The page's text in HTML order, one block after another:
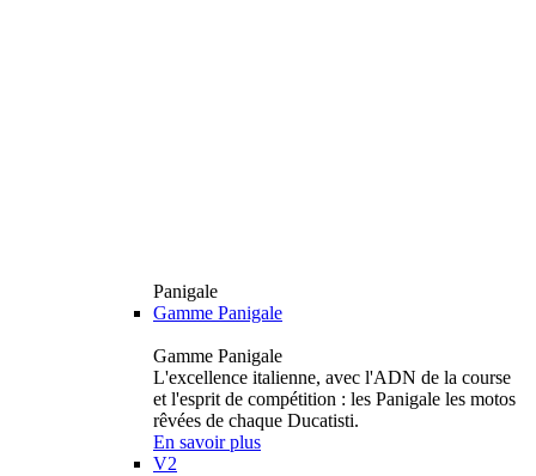
Panigale
Gamme Panigale
Gamme Panigale
L'excellence italienne, avec l'ADN de la course
et l'esprit de compétition : les Panigale les motos
rêvées de chaque Ducatisti.
En savoir plus
V2